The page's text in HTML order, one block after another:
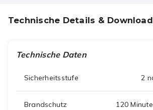
Technische Details &
Technische Daten
Sicherheitsstufe 2
Brandschutz 120